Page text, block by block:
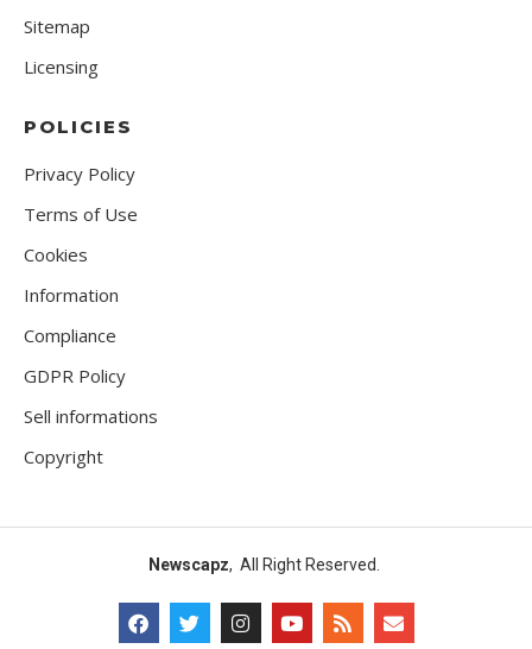
Sitemap
Licensing
POLICIES
Privacy Policy
Terms of Use
Cookies
Information
Compliance
GDPR Policy
Sell informations
Copyright
Newscapz, All Right Reserved.